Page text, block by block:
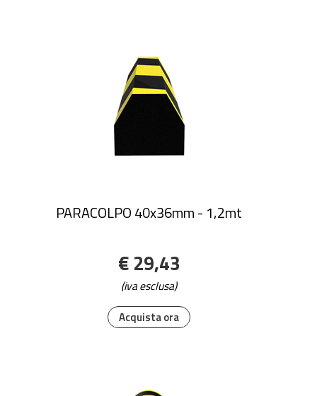
Acquista ora
PARACOLPO 40x36mm - 1,2mt
€ 29,43
(iva esclusa)